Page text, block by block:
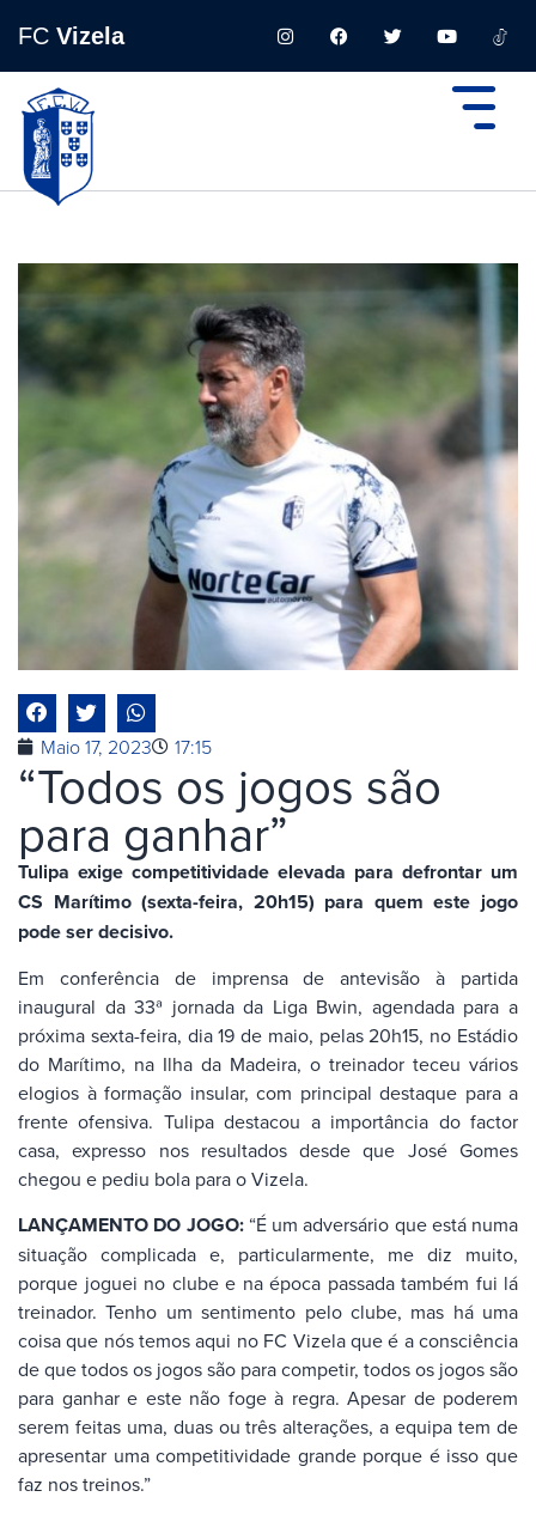
FC Vizela
Maio 17, 2023 17:15
“Todos os jogos são
para ganhar”
Tulipa exige competitividade elevada para defrontar um
CS Marítimo (sexta-feira, 20h15) para quem este jogo
pode ser decisivo.
Em conferência de imprensa de antevisão à partida
inaugural da 33ª jornada da Liga Bwin, agendada para a
próxima sexta-feira, dia 19 de maio, pelas 20h15, no Estádio
do Marítimo, na Ilha da Madeira, o treinador teceu vários
elogios à formação insular, com principal destaque para a
frente ofensiva. Tulipa destacou a importância do factor
casa, expresso nos resultados desde que José Gomes
chegou e pediu bola para o Vizela.
LANÇAMENTO DO JOGO: “É um adversário que está numa
situação complicada e, particularmente, me diz muito,
porque joguei no clube e na época passada também fui lá
treinador. Tenho um sentimento pelo clube, mas há uma
coisa que nós temos aqui no FC Vizela que é a consciência
de que todos os jogos são para competir, todos os jogos são
para ganhar e este não foge à regra. Apesar de poderem
serem feitas uma, duas ou três alterações, a equipa tem de
apresentar uma competitividade grande porque é isso que
faz nos treinos.”